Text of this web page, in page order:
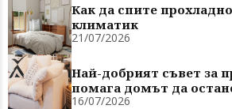
Как да спите
климатик
21/07/2026
Най-добрият съвет за
помага домът да
16/07/2026